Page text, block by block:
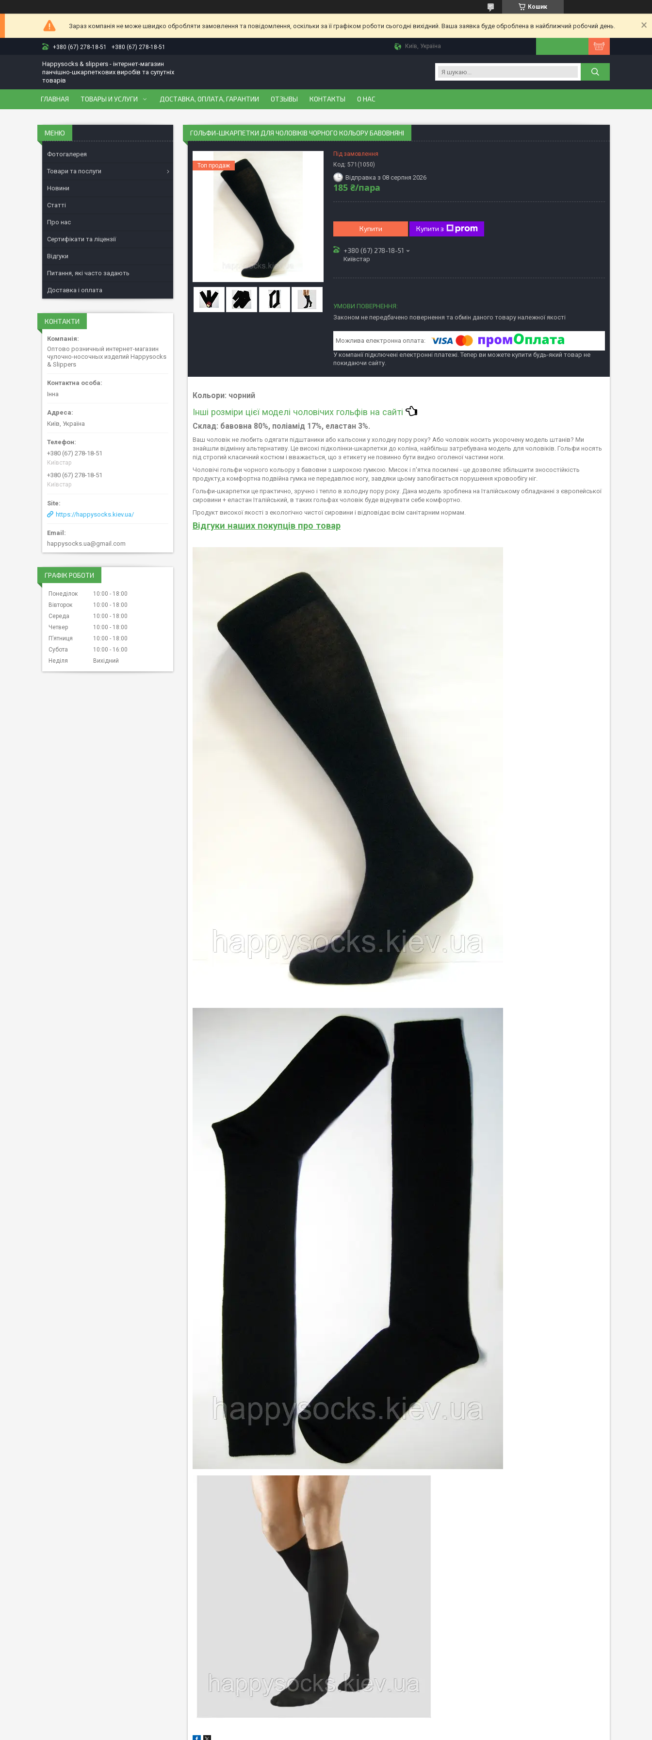
Кошик
Зараз компанія не може швидко обробляти замовлення та повідомлення, оскільки за її графіком роботи сьогодні вихідний. Ваша заявка буде оброблена в найближчий робочий день.
+380 (67) 278-18-51 +380 (67) 278-18-51 Київ, Україна
Happysocks & slippers - інтернет-магазин
панчішно-шкарпеткових виробів та супутніх
товарів
ГЛАВНАЯ ТОВАРЫ И УСЛУГИ ДОСТАВКА, ОПЛАТА, ГАРАНТИИ ОТЗЫВЫ КОНТАКТЫ О НАС
ГОЛЬФИ-ШКАРПЕТКИ ДЛЯ ЧОЛОВІКІВ ЧОРНОГО КОЛЬОРУ БАВОВНЯНІ
Топ продаж
Під замовлення
Код: 571(1050)
Відправка з 08 серпня 2026
185 ₴/пара
Купити Купити з
+380 (67) 278-18-51
Київстар
Законом не передбачено повернення та обмін даного товару належної якості
У компанії підключені електронні платежі. Тепер ви можете купити будь-який товар не
покидаючи сайту.
Кольори: чорний
Інші розміри цієї моделі чоловічих гольфів на сайті
Склад: бавовна 80%, поліамід 17%, еластан 3%.
Ваш чоловік не любить одягати підштаники або кальсони у холодну пору року? Або чоловік носить укорочену модель штанів? Ми
знайшли відмінну альтернативу. Це високі підколінки-шкарпетки до коліна, найбільш затребувана модель для чоловіків. Гольфи носять
під строгий класичний костюм і вважається, що з етикету не повинно бути видно оголеної частини ноги.
Чоловічі гольфи чорного кольору з бавовни з широкою гумкою. Мисок і п'ятка посилені - це дозволяє збільшити зносостійкість
продукту,а комфортна подвійна гумка не передавлює ногу, завдяки цьому запобігається порушення кровообігу ніг.
Гольфи-шкарпетки це практично, зручно і тепло в холодну пору року. Дана модель зроблена на Італійському обладнанні з європейської
сировини + еластан Італійський, в таких гольфах чоловік буде відчувати себе комфортно.
Продукт високої якості з екологічно чистої сировини і відповідає всім санітарним нормам.
Відгуки наших покупців про товар
Фотогалерея
Товари та послуги
Новини
Статті
Про нас
Сертифікати та ліцензії
Відгуки
Питання, які часто задають
Доставка і оплата
КОНТАКТИ
Оптово розничный интернет-магазин
чулочно-носочных изделий Happysocks
& Slippers
Інна
Київ, Україна
+380 (67) 278-18-51
Київстар
+380 (67) 278-18-51
Київстар
https://happysocks.kiev.ua/
happysocks.ua@gmail.com
ГРАФІК РОБОТИ
Понеділок 10:00
18:00
Вівторок
10:00
18:00
Середа
10:00
18:00
Четвер
10:00
18:00
Пʼятниця
10:00
18:00
Субота
10:00
16:00
Неділя
Вихідний